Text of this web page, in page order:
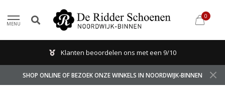
MENU
0
Klanten beoordelen ons met een 9/10
SHOP ONLINE OF BEZOEK ONZE WINKELS IN NOORDWIJK-BINNEN